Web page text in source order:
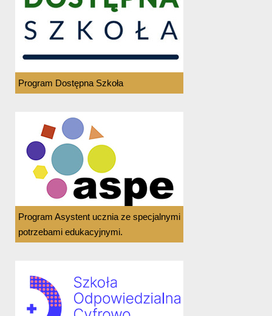
Program Dostępna Szkoła
Program Asystent ucznia ze specjalnymi
potrzebami edukacyjnymi.